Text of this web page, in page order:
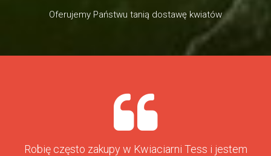
Oferujemy Państwu tanią dostawę kwiatów
Robię często zakupy w Kwiaciarni Tess i jestem